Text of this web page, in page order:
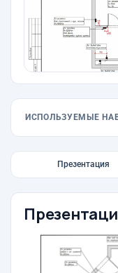
ИСПОЛЬЗУЕМЫЕ
Презентация